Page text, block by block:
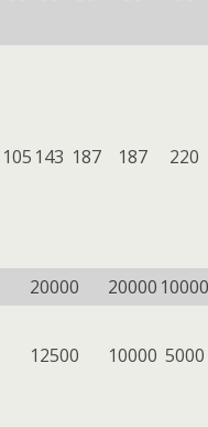
105 143 187 187 220
20000 20000 10000
12500 10000 5000